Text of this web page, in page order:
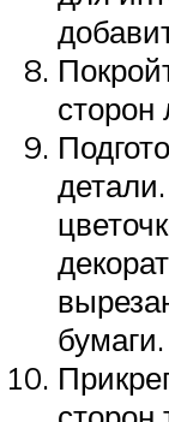
сторон
бумаги.